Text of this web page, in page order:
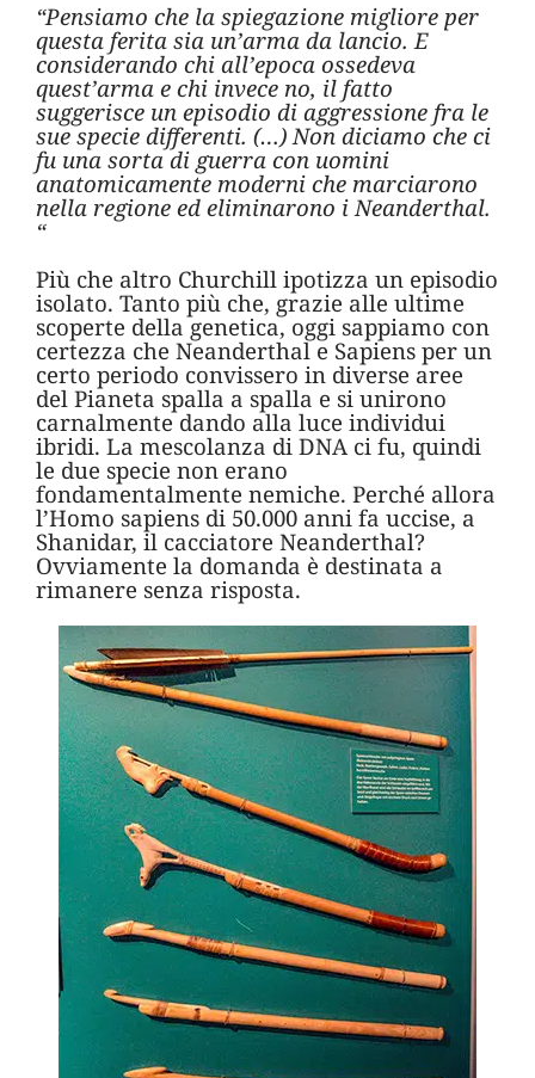
“Pensiamo che la spiegazione migliore per
questa ferita sia un’arma da lancio. E
considerando chi all’epoca ossedeva
quest’arma e chi invece no, il fatto
suggerisce un episodio di aggressione fra le
sue specie differenti. (…) Non diciamo che ci
fu una sorta di guerra con uomini
anatomicamente moderni che marciarono
nella regione ed eliminarono i Neanderthal.
“
Più che altro Churchill ipotizza un episodio
isolato. Tanto più che, grazie alle ultime
scoperte della genetica, oggi sappiamo con
certezza che Neanderthal e Sapiens per un
certo periodo convissero in diverse aree
del Pianeta spalla a spalla e si unirono
carnalmente dando alla luce individui
ibridi. La mescolanza di DNA ci fu, quindi
le due specie non erano
fondamentalmente nemiche. Perché allora
l’Homo sapiens di 50.000 anni fa uccise, a
Shanidar, il cacciatore Neanderthal?
Ovviamente la domanda è destinata a
rimanere senza risposta.